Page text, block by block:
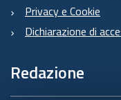
Privacy e Cookie
Dichiarazione di
Redazione